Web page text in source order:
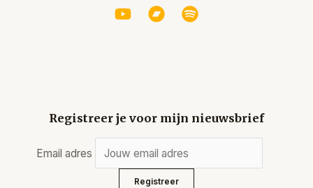
Registreer je voor mijn nieuwsbrief
Email adres